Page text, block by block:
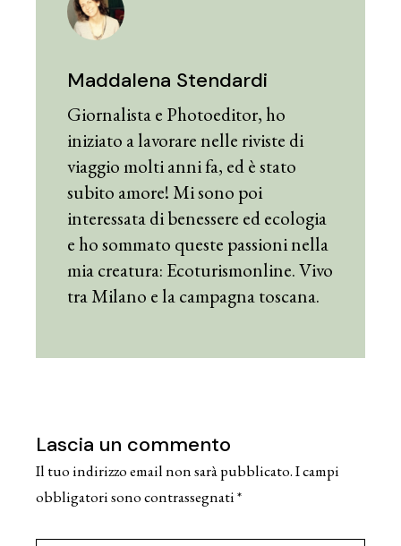
Maddalena Stendardi
Giornalista e Photoeditor, ho
iniziato a lavorare nelle riviste di
viaggio molti anni fa, ed è stato
subito amore! Mi sono poi
interessata di benessere ed ecologia
e ho sommato queste passioni nella
mia creatura: Ecoturismonline. Vivo
tra Milano e la campagna toscana.
Lascia un commento
Il tuo indirizzo email non sarà pubblicato.I campi
obbligatori sono contrassegnati*